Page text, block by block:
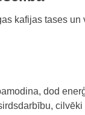
kafijas tases
dod